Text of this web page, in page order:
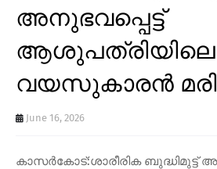
അനുഭവപ്പെട്ട്
വയസുകാരൻ
June 16, 2026
കാസർകോട്:ശാരീരിക ബുദ്ധിമുട്ട്